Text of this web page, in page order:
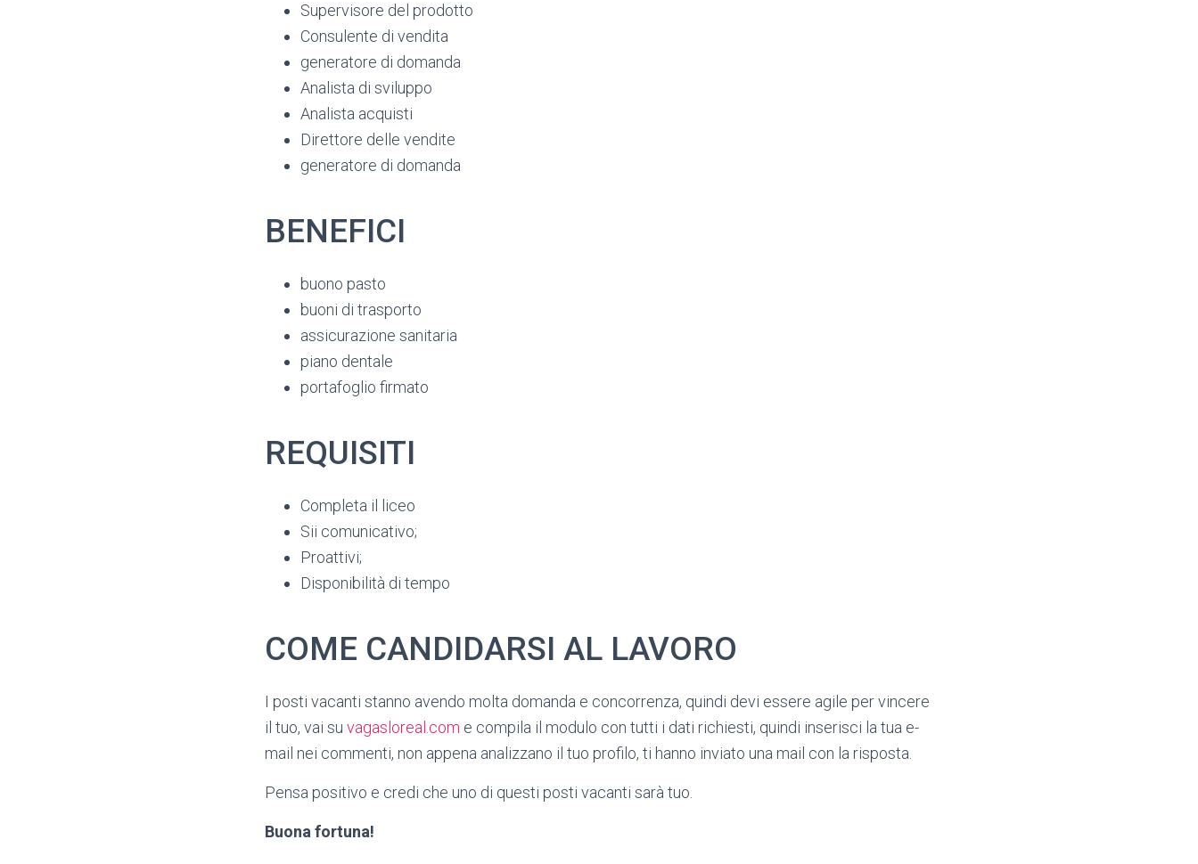
Supervisore del prodotto
Consulente di vendita
generatore di domanda
Analista di sviluppo
Analista acquisti
Direttore delle vendite
generatore di domanda
BENEFICI
buono pasto
buoni di trasporto
assicurazione sanitaria
piano dentale
portafoglio firmato
REQUISITI
Completa il liceo
Sii comunicativo;
Proattivi;
Disponibilità di tempo
COME CANDIDARSI AL LAVORO
I posti vacanti stanno avendo molta domanda e concorrenza, quindi devi essere agile per vincere
il tuo, vai su vagasloreal.com e compila il modulo con tutti i dati richiesti, quindi inserisci la tua e-
mail nei commenti, non appena analizzano il tuo profilo, ti hanno inviato una mail con la risposta.
Pensa positivo e credi che uno di questi posti vacanti sarà tuo.
Buona fortuna!